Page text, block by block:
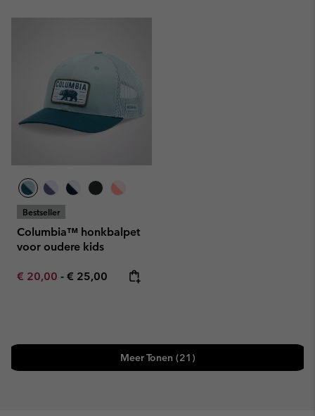
Bestseller
Columbia™ honkbalpet
voor oudere kids
Minimum sale price:
€ 20,00 - Maximum price:
€ 25,00
Meer Tonen (21)